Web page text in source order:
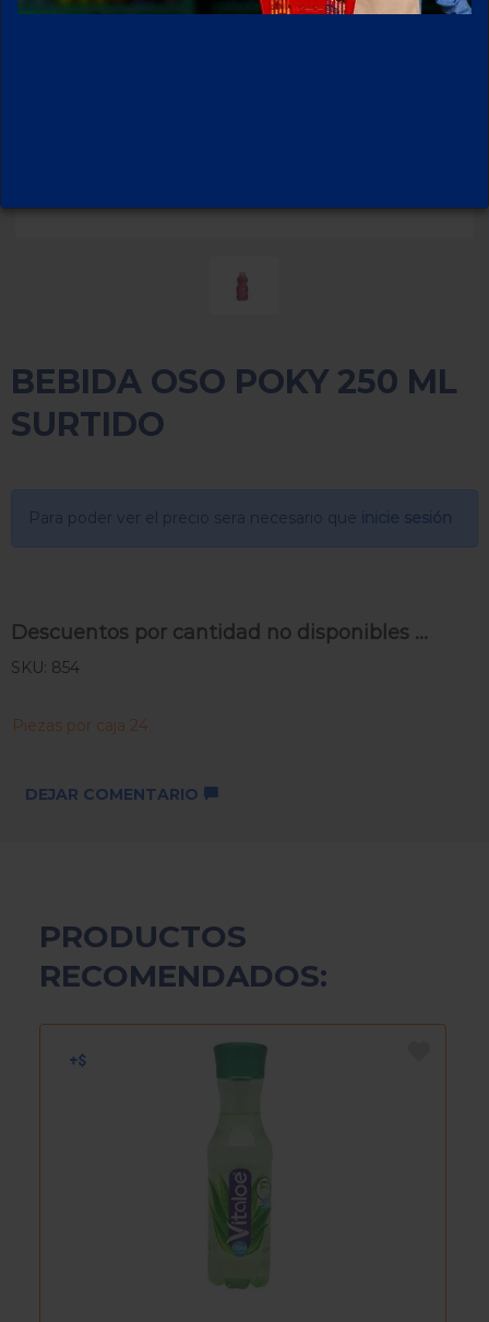
BEBIDA OSO POKY 250 ML
SURTIDO
Para poder ver el precio sera necesario que
Descuentos por cantidad no disponibles ...
SKU: 854
Piezas por caja 24
DEJAR COMENTARIO
PRODUCTOS
RECOMENDADOS: